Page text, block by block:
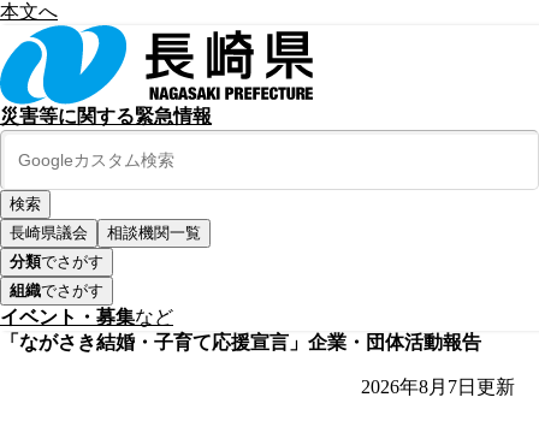
本文へ
災害等に関する緊急情報
長崎県議会
相談機関一覧
分類でさがす
組織でさがす
イベント・募集など
「ながさき結婚・子育て応援宣言」企業・団体活動報告
2026年8月7日 更新